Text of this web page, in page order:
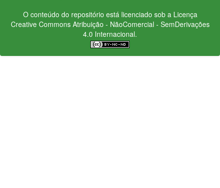
O conteúdo do repositório está licenciado sob a Licença
Creative CommonsAtribuição - NãoComercial - SemDerivações
4.0 Internacional.